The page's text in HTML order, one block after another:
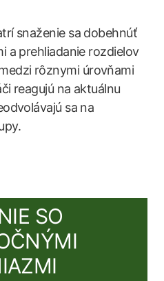
snaženie sa dobehnúť
a prehliadanie rozdielov
rôznymi úrovňami
reagujú na aktuálnu
sa na
SO